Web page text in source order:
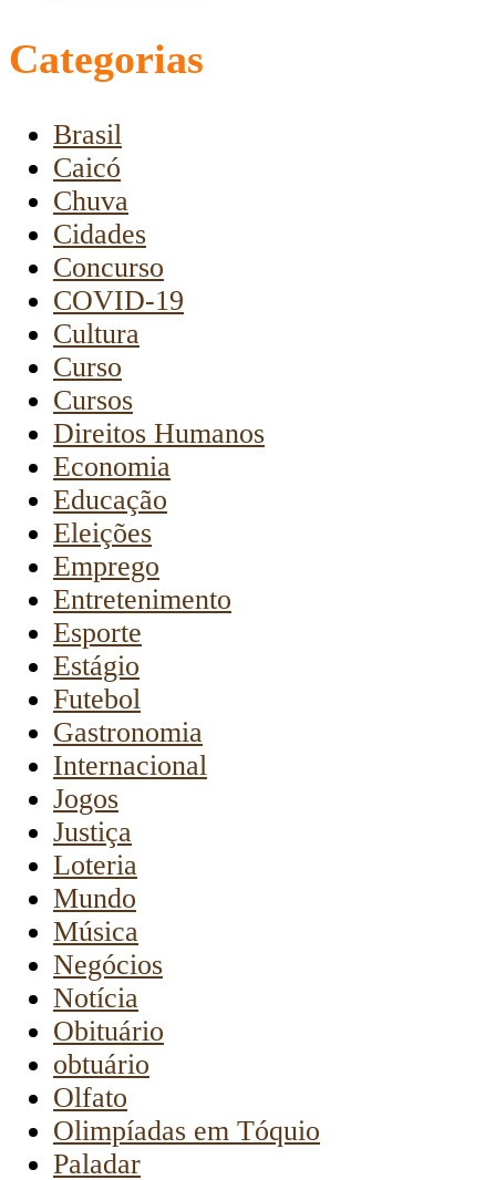
Categorias
Brasil
Caicó
Chuva
Cidades
Concurso
COVID-19
Cultura
Curso
Cursos
Direitos Humanos
Economia
Educação
Eleições
Emprego
Entretenimento
Esporte
Estágio
Futebol
Gastronomia
Internacional
Jogos
Justiça
Loteria
Mundo
Música
Negócios
Notícia
Obituário
obtuário
Olfato
Olimpíadas em Tóquio
Paladar